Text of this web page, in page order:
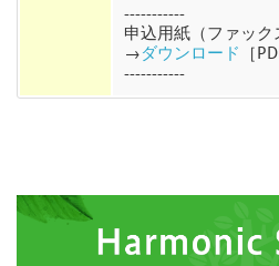
-----------
申込用紙（ファック
→ ダウンロード
［
-----------